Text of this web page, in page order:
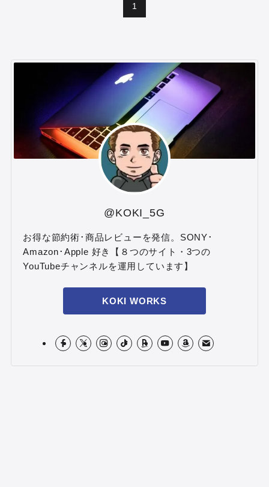
1
@KOKI_5G
お得な節約術･商品レビューを発信。SONY･
Amazon･Apple 好き【８つのサイト・3つの
YouTubeチャンネルを運用しています】
KOKI WORKS